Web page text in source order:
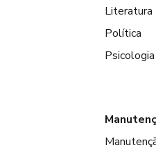
Literatura
Política
Psicologia